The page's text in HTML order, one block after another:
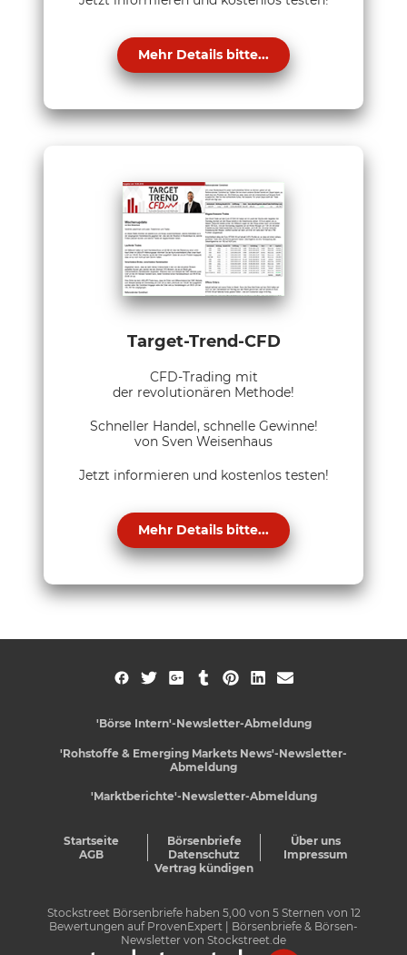
Mehr Details bitte...
Target-Trend-CFD
CFD-Trading mit
der revolutionären Methode!
Schneller Handel, schnelle Gewinne!
von Sven Weisenhaus
Jetzt informieren und kostenlos testen!
Mehr Details bitte...
'Börse Intern'-Newsletter-Abmeldung
'Rohstoffe & Emerging Markets News'-Newsletter-
Abmeldung
'Marktberichte'-Newsletter-Abmeldung
Startseite Börsenbriefe
Über uns
AGB
Datenschutz
Impressum
Vertrag kündigen
Stockstreet Börsenbriefe haben 5,00von 5Sternen von 12
Bewertungen auf ProvenExpert
| Börsenbriefe & Börsen-
Newsletter von Stockstreet.de